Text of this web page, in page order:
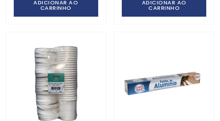
ADICIONAR AO
CARRINHO
ADICIONAR AO
CARRINHO